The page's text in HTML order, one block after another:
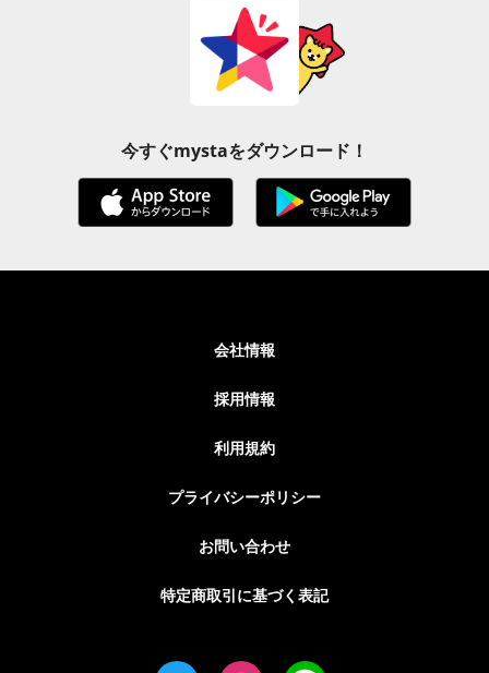
今すぐmystaをダウンロード！
会社情報
採用情報
利用規約
プライバシーポリシー
お問い合わせ
特定商取引に基づく表記